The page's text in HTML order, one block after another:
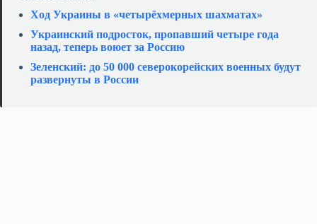
Ход Украины в «четырёхмерных шахматах»
Украинский подросток, пропавший четыре года
назад, теперь воюет за Россию
Зеленский: до 50 000 северокорейских военных будут
развернуты в России